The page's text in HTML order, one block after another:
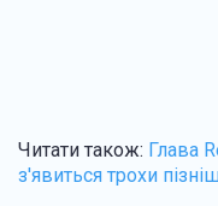
Читати також: Глава
з'явиться трохи